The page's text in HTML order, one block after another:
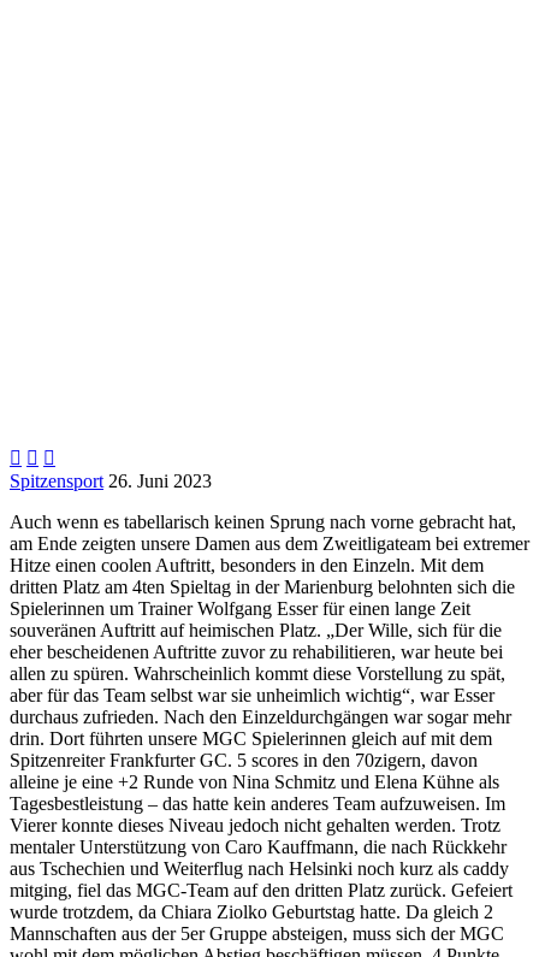
  
Spitzensport 26. Juni 2023
Auch wenn es tabellarisch keinen Sprung nach vorne gebracht hat,
am Ende zeigten unsere Damen aus dem Zweitligateam bei extremer
Hitze einen coolen Auftritt, besonders in den Einzeln. Mit dem
dritten Platz am 4ten Spieltag in der Marienburg belohnten sich die
Spielerinnen um Trainer Wolfgang Esser für einen lange Zeit
souveränen Auftritt auf heimischen Platz. „Der Wille, sich für die
eher bescheidenen Auftritte zuvor zu rehabilitieren, war heute bei
allen zu spüren. Wahrscheinlich kommt diese Vorstellung zu spät,
aber für das Team selbst war sie unheimlich wichtig“, war Esser
durchaus zufrieden. Nach den Einzeldurchgängen war sogar mehr
drin. Dort führten unsere MGC Spielerinnen gleich auf mit dem
Spitzenreiter Frankfurter GC. 5 scores in den 70zigern, davon
alleine je eine +2 Runde von Nina Schmitz und Elena Kühne als
Tagesbestleistung – das hatte kein anderes Team aufzuweisen. Im
Vierer konnte dieses Niveau jedoch nicht gehalten werden. Trotz
mentaler Unterstützung von Caro Kauffmann, die nach Rückkehr
aus Tschechien und Weiterflug nach Helsinki noch kurz als caddy
mitging, fiel das MGC-Team auf den dritten Platz zurück. Gefeiert
wurde trotzdem, da Chiara Ziolko Geburtstag hatte. Da gleich 2
Mannschaften aus der 5er Gruppe absteigen, muss sich der MGC